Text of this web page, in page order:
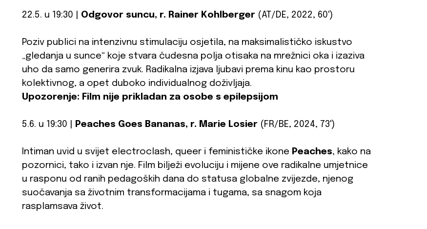
22.5. u 19:30 | Odgovor suncu, r. Rainer Kohlberger (AT/DE, 2022, 60')
Poziv publici na intenzivnu stimulaciju osjetila, na maksimalističko iskustvo
„gledanja u sunce“ koje stvara čudesna polja otisaka na mrežnici oka i izaziva
uho da samo generira zvuk. Radikalna izjava ljubavi prema kinu kao prostoru
kolektivnog, a opet duboko individualnog doživljaja.
Upozorenje: Film nije prikladan za osobe s epilepsijom
5.6. u 19:30 | Peaches Goes Bananas, r. Marie Losier (FR/BE, 2024, 73')
Intiman uvid u svijet electroclash, queer i feminističke ikone Peaches, kako na
pozornici, tako i izvan nje. Film bilježi evoluciju i mijene ove radikalne umjetnice
u rasponu od ranih pedagoških dana do statusa globalne zvijezde, njenog
suočavanja sa životnim transformacijama i tugama, sa snagom koja
rasplamsava život.